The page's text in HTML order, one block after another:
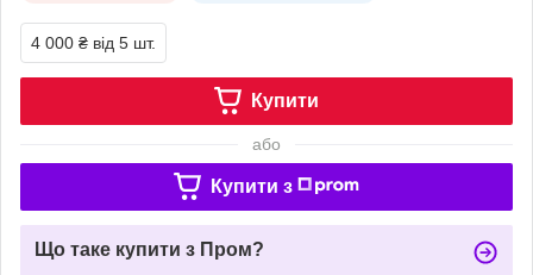
4 000 ₴ від 5 шт.
Купити
або
Купити з
Що таке купити з Пром?